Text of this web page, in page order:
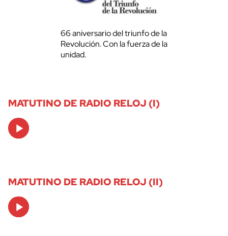
66 aniversario del triunfo de la
Revolución. Con la fuerza de la
unidad.
MATUTINO DE RADIO RELOJ (I)
Audio
Player
MATUTINO DE RADIO RELOJ (II)
Audio
Player